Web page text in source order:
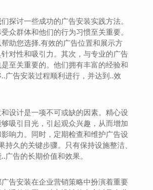
探讨一些成功的广告安装实践方法。
众群体和他们的行为习惯至关重要。
助您选择.有效的广告位置和展示方
对性和吸引力。其次，与专业的广告
至关重要的。他们拥有丰富的经验和
广告安装过程顺利进行，并达到..效
设计是一项不可或缺的因素。精心设
吸引目光，引起观众兴趣，从而增加
响力。同时，定期检查和维护广告设
持久的关键步骤。只有保持设施整洁、
广告的长期价值和效果。
告安装在企业营销策略中扮演着重要